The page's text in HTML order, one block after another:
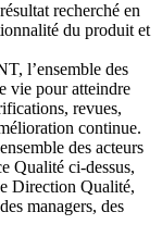
recherché en
du produit et
l’ensemble des
vie pour atteindre
revues,
continue.
des acteurs
Qualité ci-dessus,
Direction Qualité,
managers, des